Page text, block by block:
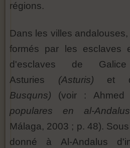
régions.
Dans les villes
formés par les esclaves
d'esclaves de
Asturies (Asturis) et
Busquns) (voir : Ahmed
populares en al-
Málaga, 2003 ; p. 48).
donné à Al-Andalus